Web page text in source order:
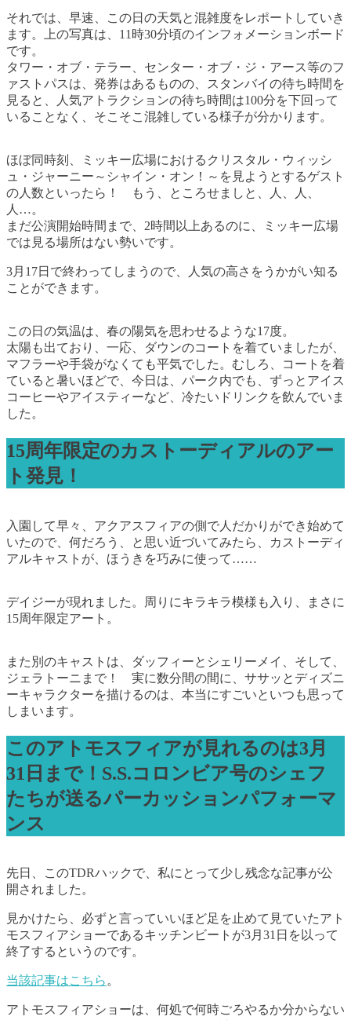
それでは、早速、この日の天気と混雑度をレポートしていき
ます。上の写真は、11時30分頃のインフォメーションボード
です。
タワー・オブ・テラー、センター・オブ・ジ・アース等のフ
ァストパスは、発券はあるものの、スタンバイの待ち時間を
見ると、人気アトラクションの待ち時間は100分を下回って
いることなく、そこそこ混雑している様子が分かります。
ほぼ同時刻、ミッキー広場におけるクリスタル・ウィッシ
ュ・ジャーニー～シャイン・オン！～を見ようとするゲスト
の人数といったら！ もう、ところせましと、人、人、
人…。
まだ公演開始時間まで、2時間以上あるのに、ミッキー広場
では見る場所はない勢いです。
3月17日で終わってしまうので、人気の高さをうかがい知る
ことができます。
この日の気温は、春の陽気を思わせるような17度。
太陽も出ており、一応、ダウンのコートを着ていましたが、
マフラーや手袋がなくても平気でした。むしろ、コートを着
ていると暑いほどで、今日は、パーク内でも、ずっとアイス
コーヒーやアイスティーなど、冷たいドリンクを飲んでいま
した。
15周年限定のカストーディアルのアー
ト発見！
入園して早々、アクアスフィアの側で人だかりができ始めて
いたので、何だろう、と思い近づいてみたら、カストーディ
アルキャストが、ほうきを巧みに使って……
デイジーが現れました。周りにキラキラ模様も入り、まさに
15周年限定アート。
また別のキャストは、ダッフィーとシェリーメイ、そして、
ジェラトーニまで！ 実に数分間の間に、ササッとディズニ
ーキャラクターを描けるのは、本当にすごいといつも思って
しまいます。
このアトモスフィアが見れるのは3月
31日まで！S.S.コロンビア号のシェフ
たちが送るパーカッションパフォーマ
ンス
先日、このTDRハックで、私にとって少し残念な記事が公
開されました。
見かけたら、必ずと言っていいほど足を止めて見ていたアト
モスフィアショーであるキッチンビートが3月31日を以って
終了するというのです。
当該記事はこちら。
アトモスフィアショーは、何処で何時ごろやるか分からない